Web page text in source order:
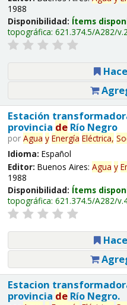
1988
Disponibilidad: Ítems
topográfica: 621.374.5/A282/v.2
Estación
provincia deRío Negro
por Agua y Energía Eléctrica,
Idioma: Español
Editor: Buenos Aires: Agua y
1988
Disponibilidad: Ítems
topográfica: 621.374.5/A282/
Estacion
provincia deRío Negro.